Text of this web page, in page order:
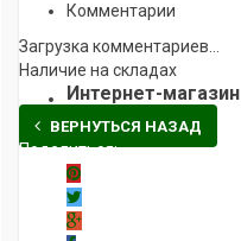
Комментарии
Загрузка комментариев...
Наличие на складах
Интернет-магазин
ВЕРНУТЬСЯ НАЗАД
Поделиться: